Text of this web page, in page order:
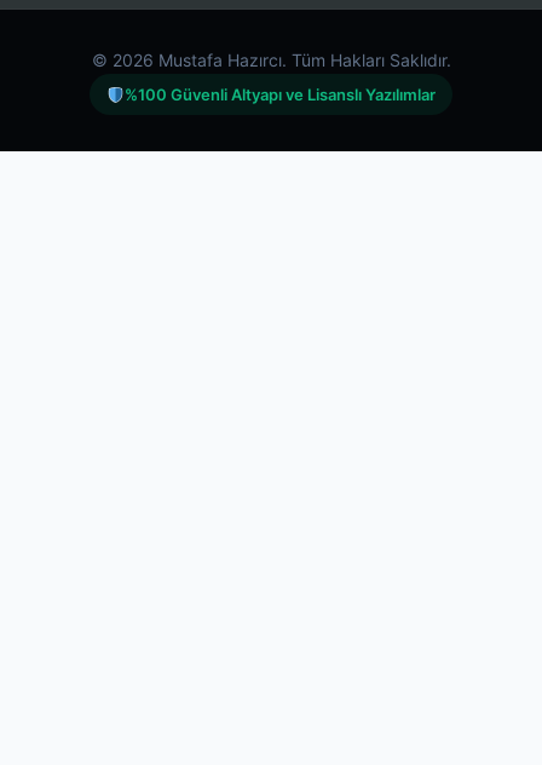
© 2026 Mustafa Hazırcı. Tüm Hakları Saklıdır.
%100 Güvenli Altyapı ve Lisanslı Yazılımlar